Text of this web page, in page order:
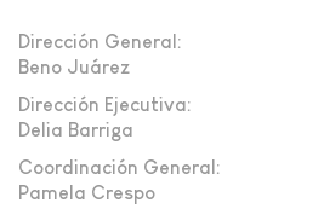
Dirección General:
Beno Juárez
Dirección Ejecutiva:
Delia Barriga
Coordinación General:
Pamela Crespo